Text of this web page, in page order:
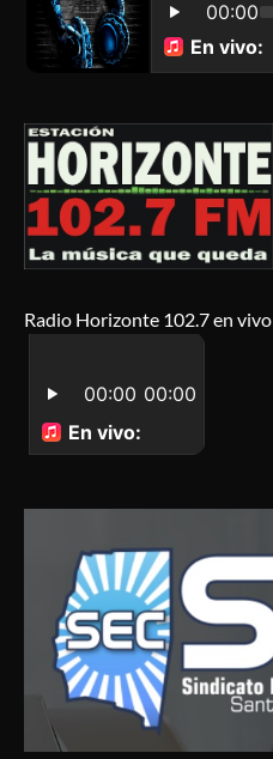
Radio Horizonte 102.7 en vivo